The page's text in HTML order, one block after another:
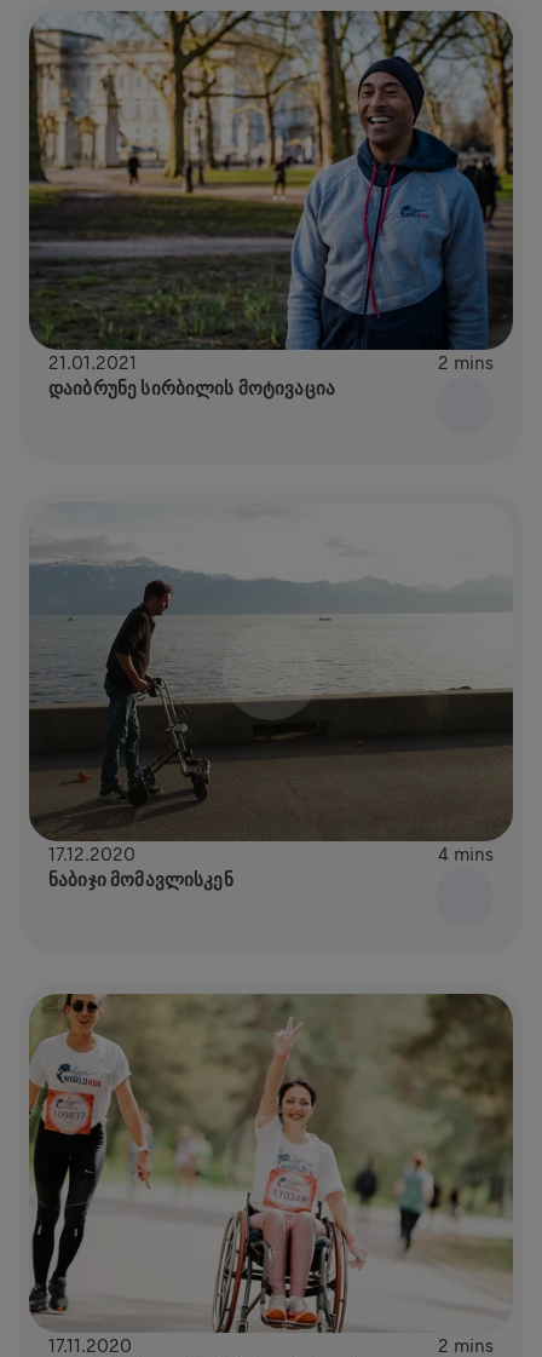
21.01.2021 2 mins
ᲓᲐᲘᲑᲠᲣᲜᲔ ᲡᲘᲠᲑᲘᲚᲘᲡ ᲛᲝᲢᲘᲕᲐᲪᲘᲐ
17.12.2020 4 mins
ᲜᲐᲑᲘᲯᲘ ᲛᲝᲛᲐᲕᲚᲘᲡᲙᲔᲜ
17.11.2020 2 mins